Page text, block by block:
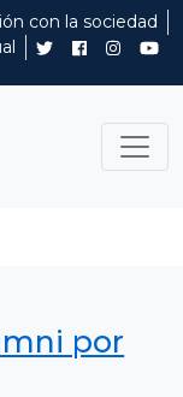
con la sociedad
por